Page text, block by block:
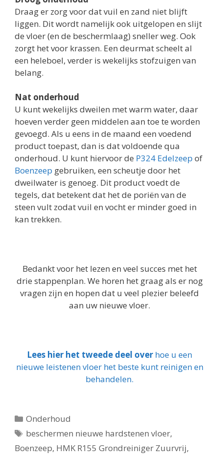
Draag er zorg voor dat vuil en zand niet blijft
liggen. Dit wordt namelijk ook uitgelopen en slijt
de vloer (en de beschermlaag) sneller weg. Ook
zorgt het voor krassen. Een deurmat scheelt al
een heleboel, verder is wekelijks stofzuigen van
belang.
Nat onderhoud
U kunt wekelijks dweilen met warm water, daar
hoeven verder geen middelen aan toe te worden
gevoegd. Als u eens in de maand een voedend
product toepast, dan is dat voldoende qua
onderhoud. U kunt hiervoor de P324 Edelzeep of
Boenzeep gebruiken, een scheutje door het
dweilwater is genoeg. Dit product voedt de
tegels, dat betekent dat het de poriën van de
steen vult zodat vuil en vocht er minder goed in
kan trekken.
Bedankt voor het lezen en veel succes met het
drie stappenplan. We horen het graag als er nog
vragen zijn en hopen dat u veel plezier beleefd
aan uw nieuwe vloer.
Lees hier het tweede deel over hoe u een
nieuwe leistenen vloer het beste kunt reinigen en
behandelen.
Categorieën
Onderhoud
Tags
beschermen nieuwe hardstenen vloer,
Boenzeep, HMK R155 Grondreiniger Zuurvrij,